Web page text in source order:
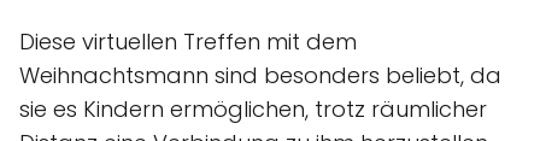
Diese virtuellen Treffen mit dem
Weihnachtsmann sind besonders beliebt, da
sie es Kindern ermöglichen, trotz räumlicher